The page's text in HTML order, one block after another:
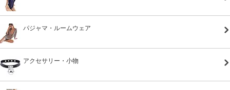
パジャマ・ルームウェア
アクセサリー・小物